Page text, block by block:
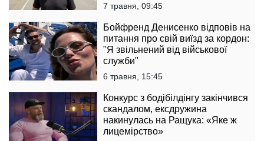
7 травня, 09:45
Бойфренд Денисенко відповів на
питання про свій виїзд за кордон:
"Я звільнений від військової
служби"
6 травня, 15:45
Конкурс з бодібілдінгу закінчився
скандалом, ексдружина
накинулась на Ращука: «Яке ж
лицемірство»